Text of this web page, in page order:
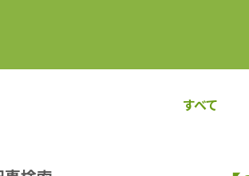
すべて